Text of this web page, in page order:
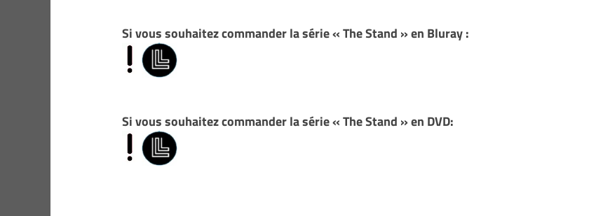
Si vous souhaitez commander la série « The Stand » en Bluray :
Si vous souhaitez commander la série « The Stand » en DVD: